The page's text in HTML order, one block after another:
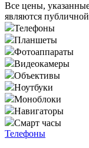
Все цены,
являются
Телефоны
Планшеты
Фотоаппараты
Видеокамеры
Объективы
Ноутбуки
Моноблоки
Навигаторы
Смарт часы
Телефоны